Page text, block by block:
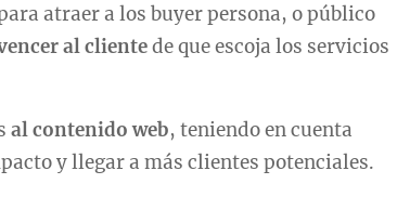
atraer a los buyer persona, o público
al clientede que escoja los servicios
al contenido web, teniendo en cuenta
y llegar a más clientes potenciales.